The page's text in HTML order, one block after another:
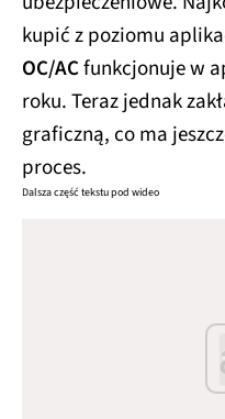
kupić z poziomu
OC/ACfunkcjonuje w
roku. Teraz jednak
graficzną, co ma
proces.
Dalsza część tekstu pod wideo